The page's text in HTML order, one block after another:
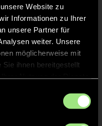
Website zu
Informationen zu Ihrer
unsere Partner für
weiter. Unsere
möglicherweise mit
ihnen bereitgestellt